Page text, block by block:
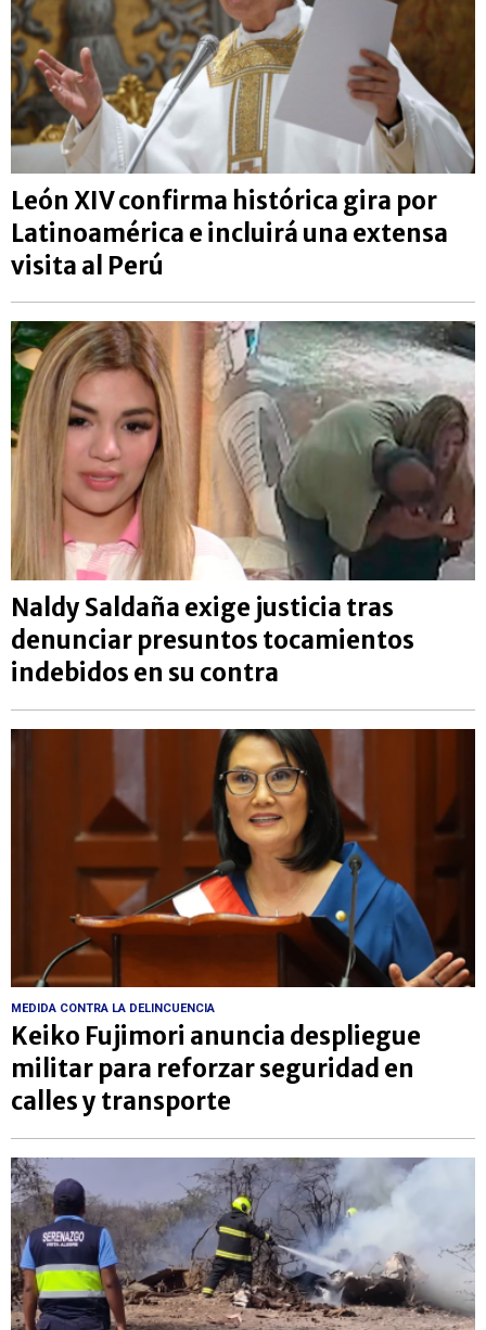
León XIV confirma histórica gira por
Latinoamérica e incluirá una extensa
visita al Perú
Naldy Saldaña exige justicia tras
denunciar presuntos tocamientos
indebidos en su contra
MEDIDA CONTRA LA DELINCUENCIA
Keiko Fujimori anuncia despliegue
militar para reforzar seguridad en
calles y transporte